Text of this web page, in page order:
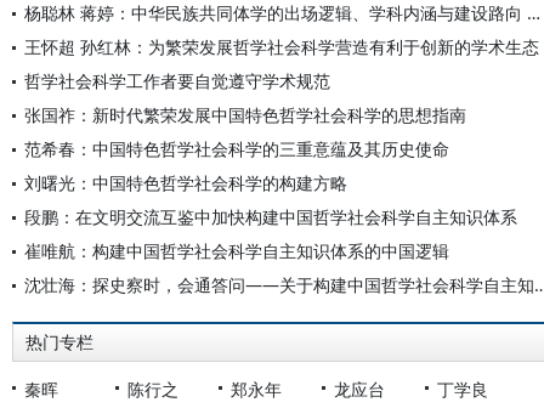
杨聪林 蒋婷：中华民族共同体学的出场逻辑、学科内涵与建设路向 ——创新交叉学科自主知识体系、探索中国特色哲学社会科学发展范式
王怀超 孙红林：为繁荣发展哲学社会科学营造有利于创新的学术生态
哲学社会科学工作者要自觉遵守学术规范
张国祚：新时代繁荣发展中国特色哲学社会科学的思想指南
范希春：中国特色哲学社会科学的三重意蕴及其历史使命
刘曙光：中国特色哲学社会科学的构建方略
段鹏：在文明交流互鉴中加快构建中国哲学社会科学自主知识体系
崔唯航：构建中国哲学社会科学自主知识体系的中国逻辑
沈壮海：探史察时，会通答问——关
热门专栏
秦晖 陈行之 郑永年 龙应台
丁学良